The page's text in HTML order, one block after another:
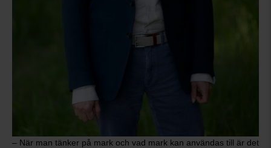
– När man tänker på mark och vad mark kan användas till är det